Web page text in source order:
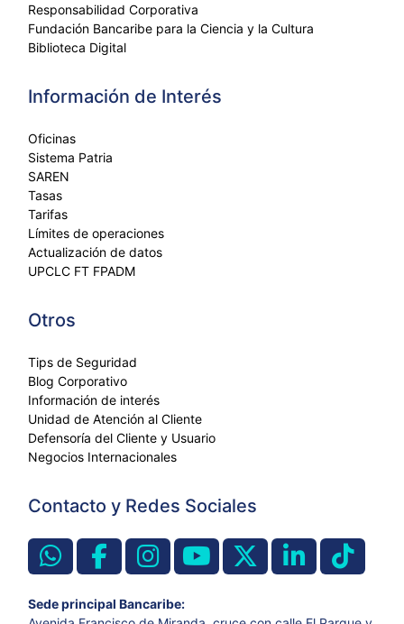
Responsabilidad Corporativa
Fundación Bancaribe para la Ciencia y la Cultura
Biblioteca Digital
Información de Interés
Oficinas
Sistema Patria
SAREN
Tasas
Tarifas
Límites de operaciones
Actualización de datos
UPCLC FT FPADM
Otros
Tips de Seguridad
Blog Corporativo
Información de interés
Unidad de Atención al Cliente
Defensoría del Cliente y Usuario
Negocios Internacionales
Contacto y Redes Sociales
Sede principal Bancaribe: